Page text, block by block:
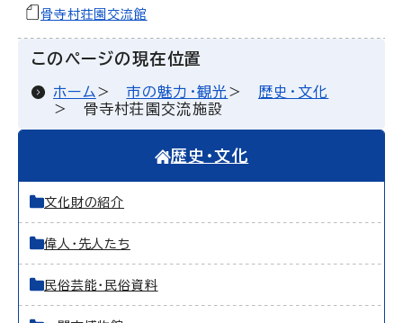
骨寺村荘園交流館
このページの現在位置
ホーム 市の魅力・観光
歴史・文化
骨寺村荘園交流施設
歴史・文化
文化財の紹介
偉人・先人たち
民俗芸能・民俗資料